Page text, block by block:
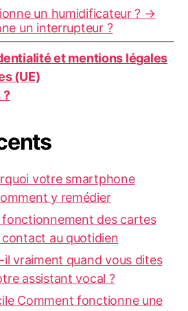
un humidificateur ? →
un interrupteur ?
et mentions légales
(UE)
?
votre smartphone
y remédier
fonctionnement des cartes
contact au quotidien
il vraiment quand vous dites
assistant vocal ?
Comment fonctionne une